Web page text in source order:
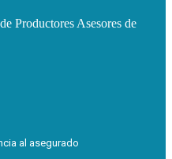
Productores Asesores de
al asegurado